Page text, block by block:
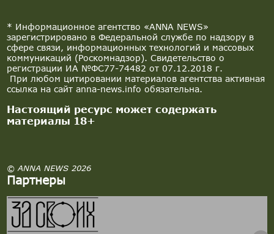
* Информационное агентство «ANNA NEWS»
зарегистрировано в Федеральной службе по надзору в
сфере связи, информационных технологий и массовых
коммуникаций (Роскомнадзор). Свидетельство о
регистрации ИА №ФС77-74482 от 07.12.2018 г.
При любом цитировании материалов агентства активная
ссылка на сайт anna-news.info обязательна.
Настоящий ресурс может содержать
материалы 18+
© ANNA NEWS 2026
Партнеры